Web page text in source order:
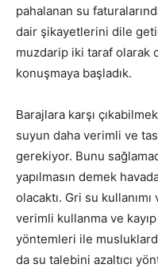
pahalanan su
dair şikayetlerini dile
muzdarip iki taraf olarak
konuşmaya başladık.
Barajlara karşı
suyun daha verimli ve
gerekiyor. Bunu
yapılmasın demek
olacaktı. Gri su
verimli kullanma ve kayıp
yöntemleri ile
da su talebini azaltıcı